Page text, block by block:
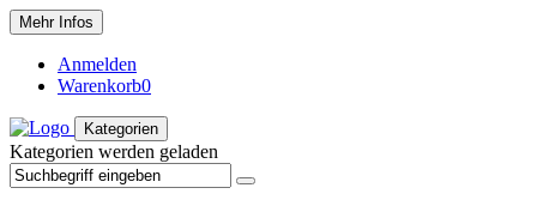
Mehr Infos
Anmelden
Warenkorb0
Kategorien
Kategorien werden geladen